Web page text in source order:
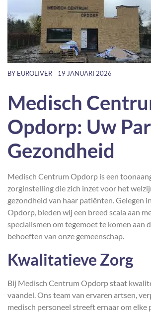
BY EUROLIVER 19 JANUARI 2026
Medisch
Opdorp: Uw
Gezondheid
Medisch Centrum Opdorp is een
zorginstelling die zich inzet voor het
gezondheid van haar patiënten. Gelegen
Opdorp, bieden wij een breed scala aan
specialismen om tegemoet te komen aan
behoeften van onze gemeenschap.
Kwalitatieve Zorg
Bij Medisch Centrum Opdorp staat
vaandel. Ons team van ervaren artsen,
medisch personeel streeft ernaar om elke